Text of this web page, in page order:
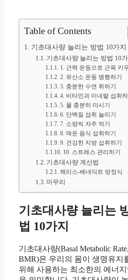
Table of Contents
기초대사량 늘리는 방법 10가지
기초대사량 늘리는 방법 10
1. 근력 운동으로 근육 키
2. 유산소 운동 병행하기
3. 충분한 수면 취하기
4. 비타민과 미네랄 섭취하
5. 물 충분히 마시기
6. 단백질 섭취 늘리기
7. 소량씩 자주 먹기
8. 매운 음식 섭취하기
9. 건강한 지방 섭취하기
10. 스트레스 관리하기
기초대사량 계산법
해리스-베네딕트 방정식
마무리
기초대사량 늘리는
법 10가지
기초대사량(Basal Metabolic Rate,
BMR)은 우리의 몸이 생명유지
위해 사용하는 최소한의 에너